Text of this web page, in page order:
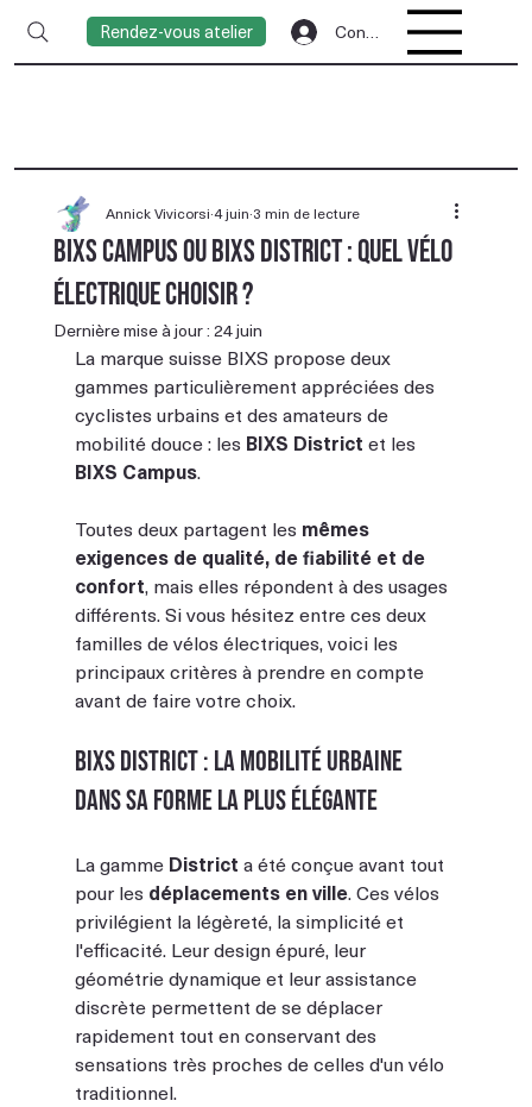
Rendez-vous atelier Connexion
BIXS Campus ou BIXS District : quel vélo
électrique choisir ?
Annick Vivicorsi 4 juin 3 min de lecture
Dernière mise à jour :24 juin
La marque suisse BIXS propose deux
gammes particulièrement appréciées des
cyclistes urbains et des amateurs de
mobilité douce : les BIXS District et les
BIXS Campus.
Toutes deux partagent les mêmes
exigences de qualité, de fiabilité et de
confort, mais elles répondent à des usages
différents. Si vous hésitez entre ces deux
familles de vélos électriques, voici les
principaux critères à prendre en compte
avant de faire votre choix.
BIXS District : la mobilité urbaine
dans sa forme la plus élégante
La gamme District a été conçue avant tout
pour les déplacements en ville. Ces vélos
privilégient la légèreté, la simplicité et
l'efficacité. Leur design épuré, leur
géométrie dynamique et leur assistance
discrète permettent de se déplacer
rapidement tout en conservant des
sensations très proches de celles d'un vélo
traditionnel.